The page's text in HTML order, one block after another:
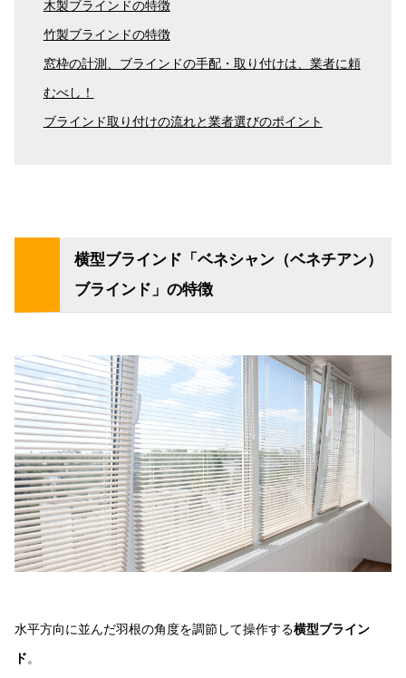
木製ブラインドの特徴
竹製ブラインドの特徴
窓枠の計測、ブラインドの手配・取り付けは、業者に頼
むべし！
ブラインド取り付けの流れと業者選びのポイント
横型ブラインド「ベネシャン（ベネチアン）
ブラインド」の特徴
水平方向に並んだ羽根の角度を調節して操作する横型ブライン
ド。